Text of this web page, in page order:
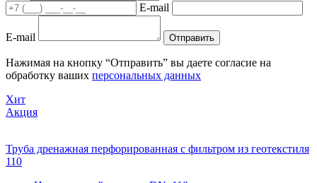
E-mail
E-mail Отправить
Нажимая на кнопку “Отправить” вы даете согласие на
обработку ваших персональных данных
Хит
Акция
Труба дренажная перфорированная с фильтром из геотекстиля
110